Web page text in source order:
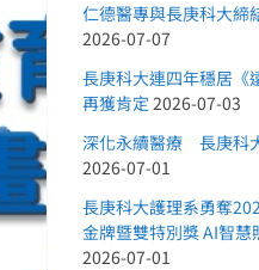
仁德醫專與長庚科大
2026-07-07
長庚科大連四年穩居《
再獲肯定 2026-07-03
深化永續醫療 長庚科
2026-07-01
長庚科大護理系勇奪
金牌暨雙特別獎 AI智
2026-07-01